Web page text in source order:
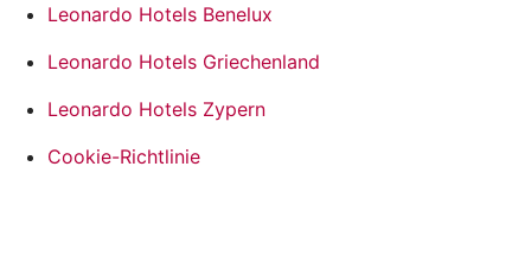
Leonardo Hotels Benelux
Leonardo Hotels Griechenland
Leonardo Hotels Zypern
Cookie-Richtlinie